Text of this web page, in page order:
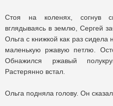
Cтоя на коленях, согнув
вглядываясь в землю, Cергей
Ольга с книжкой как раз сидела
маленькую ржавую петлю.
Обнажился ржавый
Растерянно встал.
Ольга подняла голову. Он